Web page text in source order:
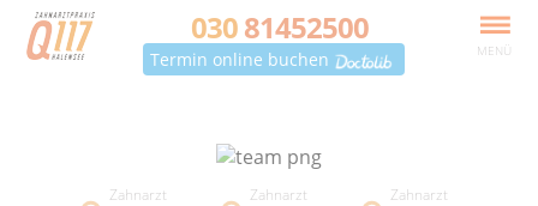
03081452500
MENÜ
Termin online buchen
Zahnarzt Zahnarzt Zahnarzt